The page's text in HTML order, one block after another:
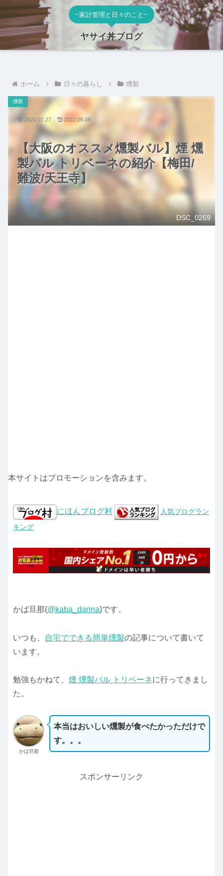
~家計管理と日々のこと~
ヤサイ丼ブログ
ホーム 日々の暮らし 燻製
【大阪のオススメ燻製バル】煙 燻
製バル トリベーネの紹介【梅田/
難波/天王寺】
燻製
DSC_0269
2021.07.27 2022.06.08
本サイトはプロモーションを含みます。
にほんブログ村
人気ブログラン
キング
かば旦那(@kaba_danna)です。
いつも、 自宅でできる簡単燻製の記事について書いて
います。
勉強もかねて、 煙 燻製バル トリベーネに行ってきまし
た。
かば旦那
本当はおいしい燻製が食べたかっただけで
す。。。
スポンサーリンク